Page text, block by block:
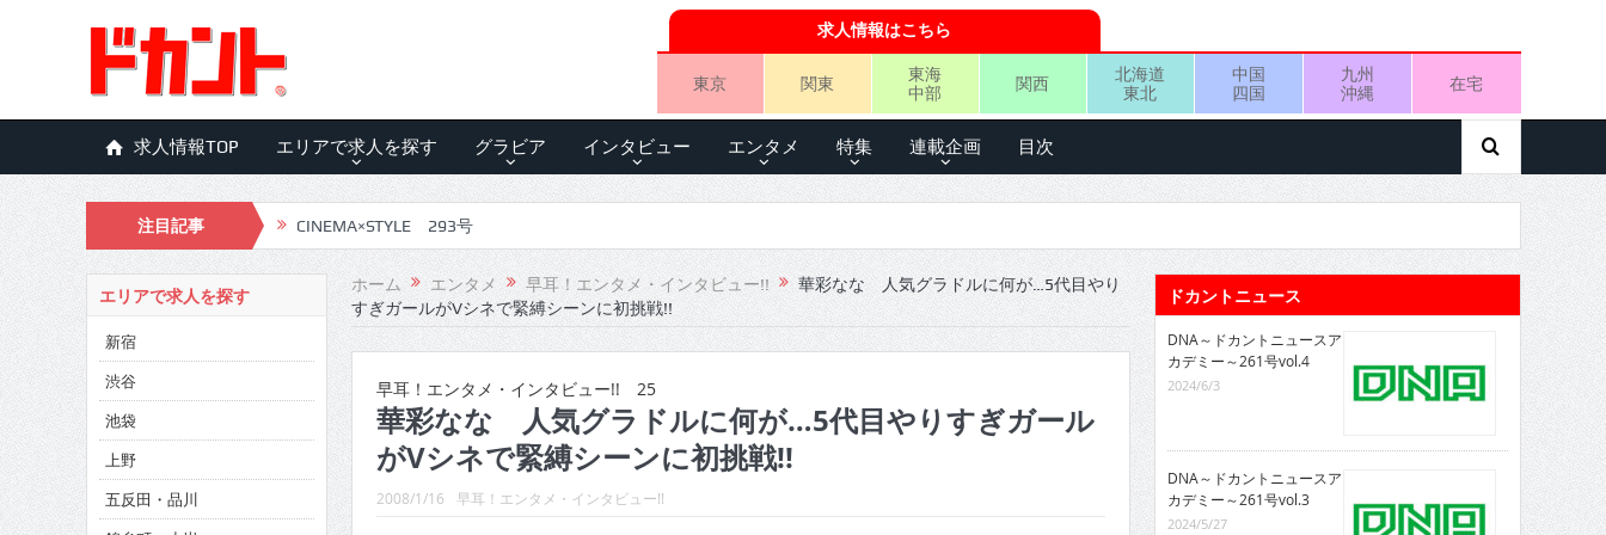
求人情報はこちら
東京 関東
東海
中部
関西
北海道
東北
中国
四国
九州
沖縄
在宅
求人情報TOP エリアで求人を探す グラビア インタビュー エンタメ 特集 連載企画 目次
注目記事 CINEMA×STYLE 293号
CINEMA×STYLE 292号
CINEMA×STYLE 291号
CINEMA×STYLE 290号
CINEMA×STYLE 289号
CINEMA×STYLE 288号
CINEMA×STYLE 287号
ホーム エンタメ 早耳！エンタメ・インタビュー!!
華彩なな 人気グラドルに何が…5代目やり
すぎガールがVシネで緊縛シーンに初挑戦!!
早耳！エンタメ・インタビュー!! 25
華彩なな 人気グラドルに何が…5代目やりすぎガール
がVシネで緊縛シーンに初挑戦!!
2008/1/16 早耳！エンタメ・インタビュー!!
エリアで求人を探す
新宿
渋谷
池袋
上野
五反田・品川
ドカントニュース
DNA～ドカントニュースア
カデミー～261号vol.4
2024/6/3
DNA～ドカントニュースア
カデミー～261号vol.3
2024/5/27